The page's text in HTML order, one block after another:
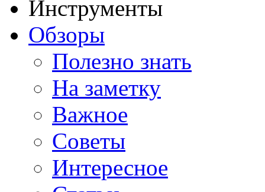
Инструменты
Обзоры
Полезно знать
На заметку
Важное
Советы
Интересное